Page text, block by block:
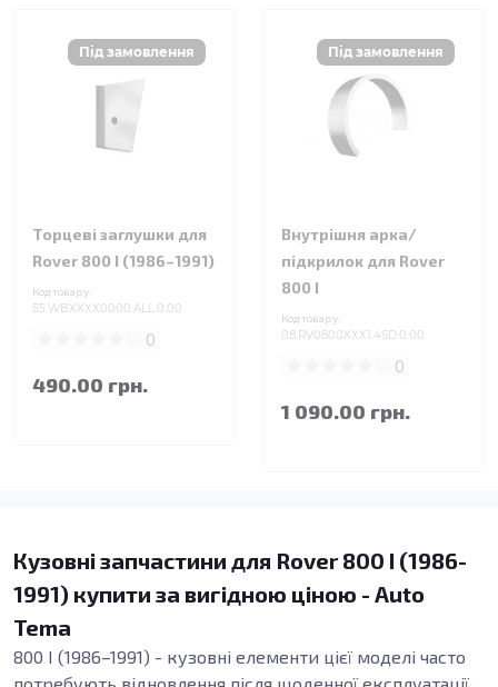
Торцеві заглушки для
Rover 800 I (1986–1991)
Код товару:
55.WBXXXX0000.ALL.0.00
0
490.00 грн.
Внутрішня арка/
підкрилок для Rover
800 I
Код товару:
08.RV0800XXX1.4SD.0.00
0
1 090.00 грн.
Кузовні запчастини для Rover 800 I (1986-
1991) купити за вигідною ціною - Auto
Tema
800 I (1986–1991) - кузовні елементи цієї моделі часто